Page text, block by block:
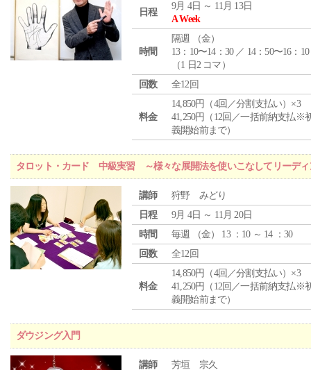
日程
9月 4日 ～ 11月 13日
A Week
時間
隔週 （金）
13：10〜14：30 ／ 14：50〜16：10
（1 日2 コマ）
回数
全12回
料金
14,850円（4回／分割支払い）×3
41,250円（12回／一括前納支払※
義開始前まで）
タロット・カード 中級実習 ～様々な展開法を使いこなしてリーディ
講師
狩野 みどり
日程
9月 4日 ～ 11月 20日
時間
毎週 （金） 13 ：10 ～ 14 ：30
回数
全12回
料金
14,850円（4回／分割支払い）×3
41,250円（12回／一括前納支払※
義開始前まで）
ダウジング入門
講師 芳垣 宗久